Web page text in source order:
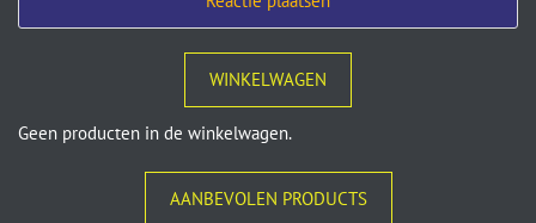
WINKELWAGEN
Geen producten in de winkelwagen.
AANBEVOLEN PRODUCTS